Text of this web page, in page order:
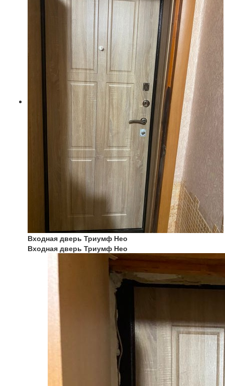
Входная дверь Триумф Нео
Входная дверь Триумф Нео